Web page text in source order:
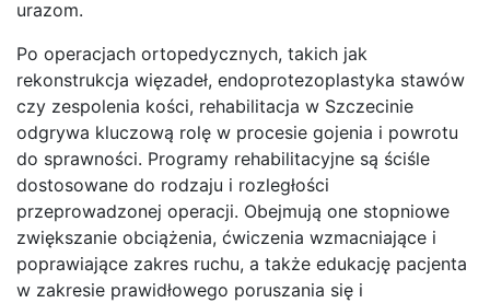
urazom.
Po operacjach ortopedycznych, takich jak
rekonstrukcja więzadeł, endoprotezoplastyka stawów
czy zespolenia kości, rehabilitacja w Szczecinie
odgrywa kluczową rolę w procesie gojenia i powrotu
do sprawności. Programy rehabilitacyjne są ściśle
dostosowane do rodzaju i rozległości
przeprowadzonej operacji. Obejmują one stopniowe
zwiększanie obciążenia, ćwiczenia wzmacniające i
poprawiające zakres ruchu, a także edukację pacjenta
w zakresie prawidłowego poruszania się i